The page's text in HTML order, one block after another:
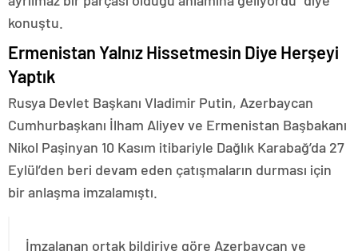
konuştu.
Ermenistan Yalnız Hissetmesin Diye Herşeyi
Yaptık
Rusya Devlet Başkanı Vladimir Putin, Azerbaycan
Cumhurbaşkanı İlham Aliyev ve Ermenistan Başbakanı
Nikol Paşinyan 10 Kasım itibariyle Dağlık Karabağ’da 27
Eylül’den beri devam eden çatışmaların durması için
bir anlaşma imzalamıştı.
İmzalanan ortak bildiriye göre Azerbaycan ve